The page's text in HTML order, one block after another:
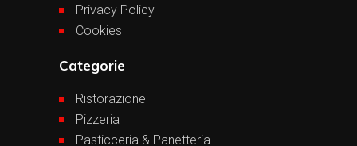
Privacy Policy
Cookies
Categorie
Ristorazione
Pizzeria
Pasticceria & Panetteria